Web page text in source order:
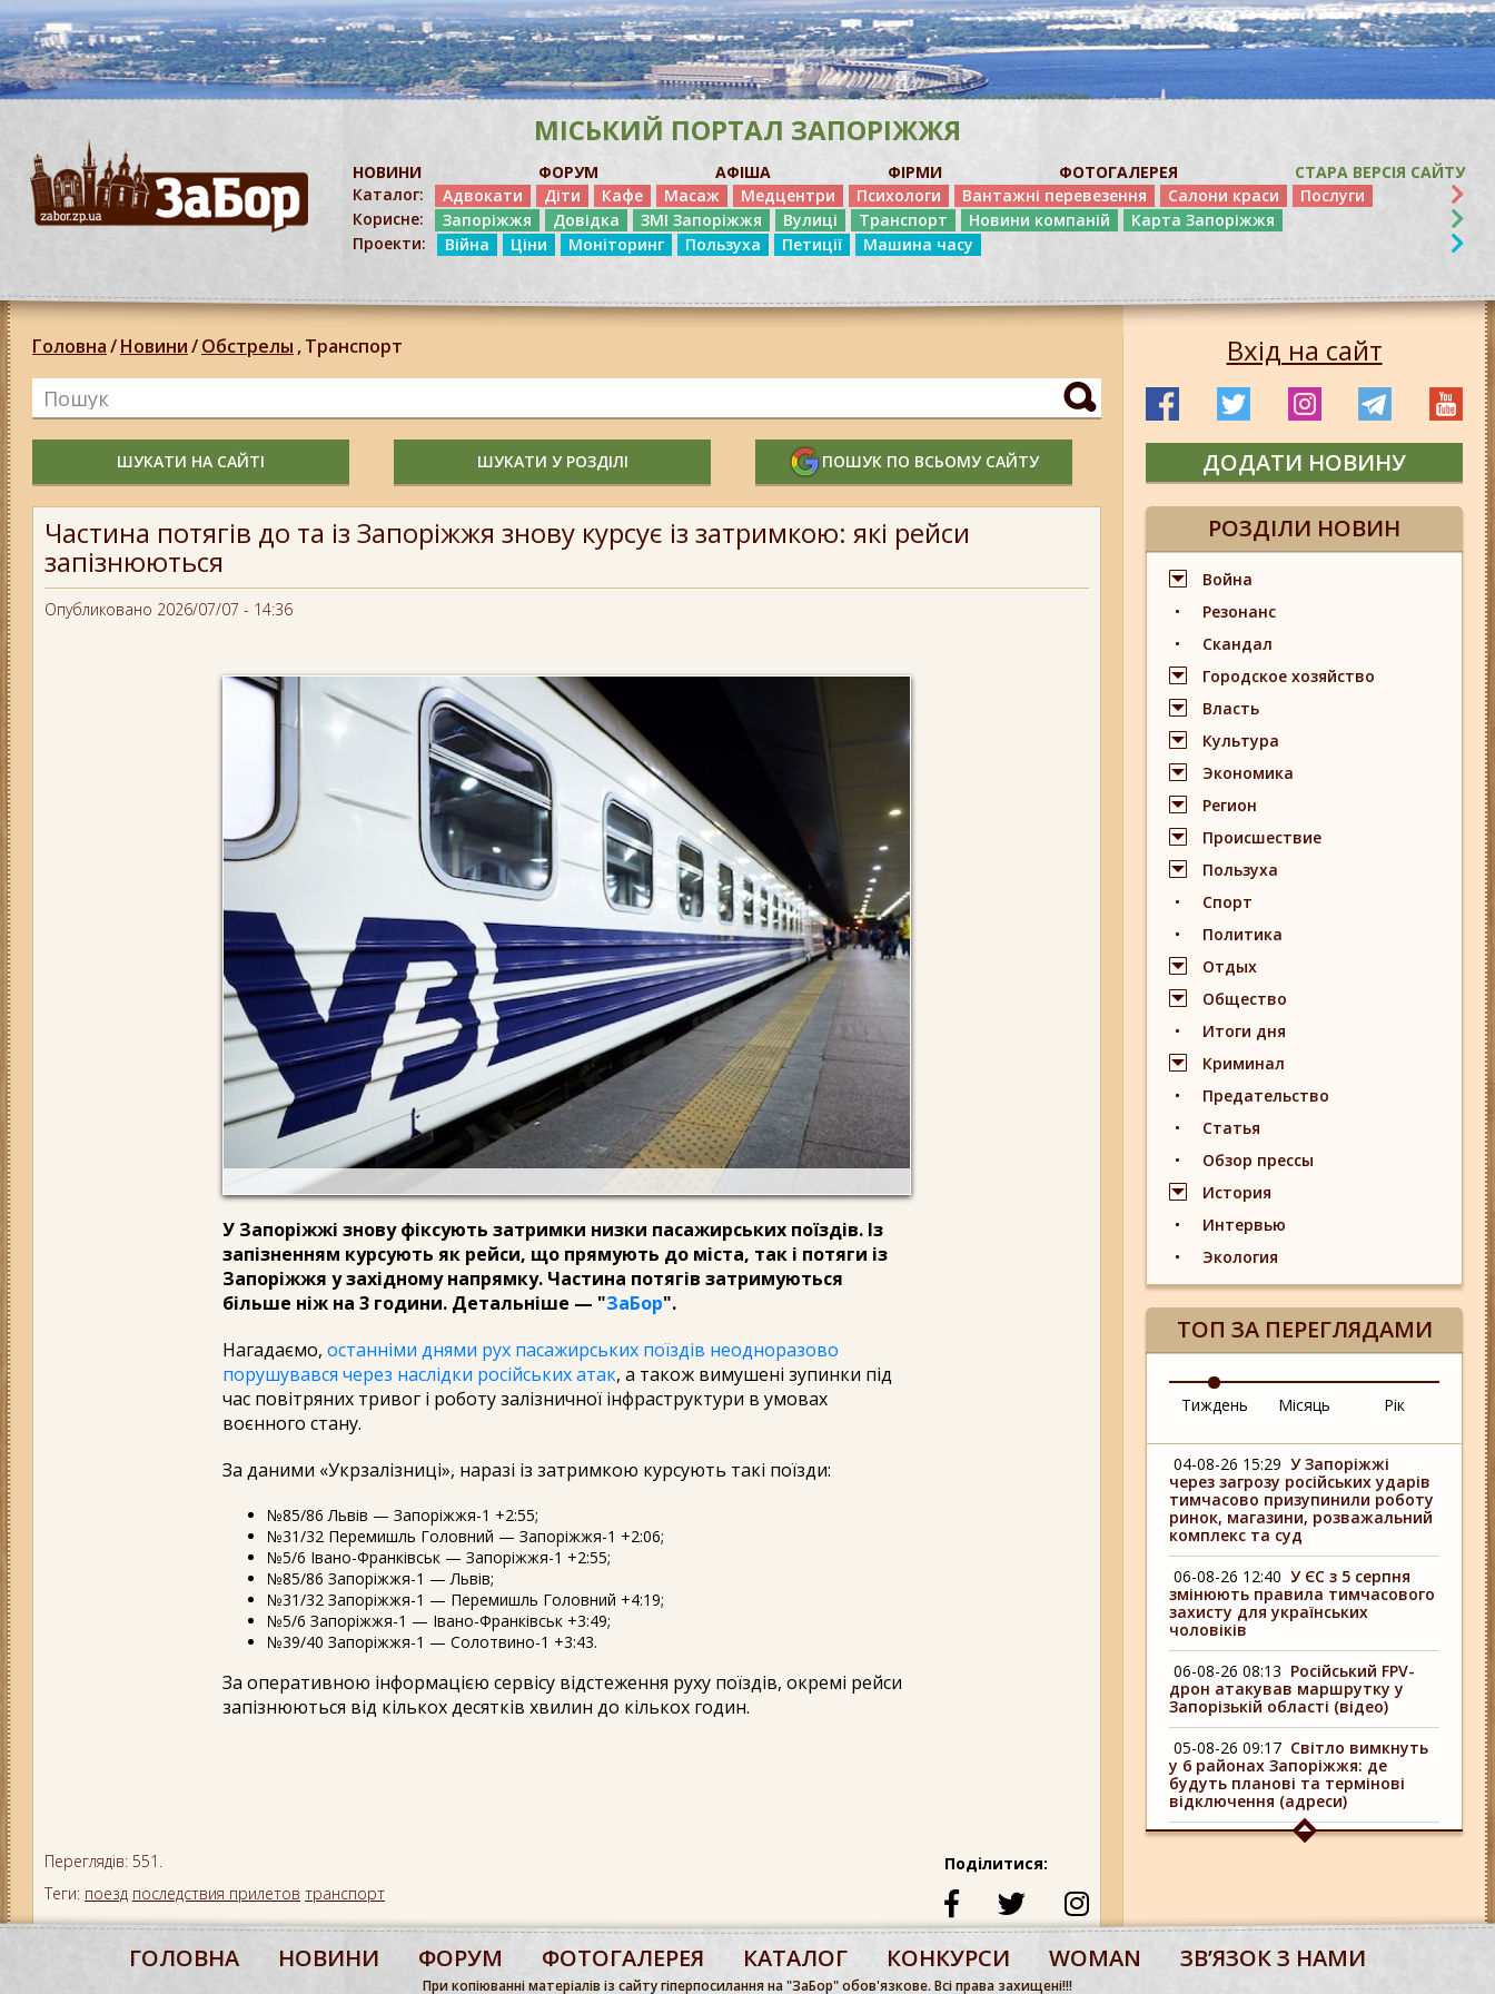
МІСЬКИЙ ПОРТАЛ ЗАПОРІЖЖЯ
НОВИНИ ФОРУМ АФІША ФІРМИ ФОТОГАЛЕРЕЯ
СТАРА ВЕРСІЯ САЙТУ
Каталог:
Адвокати Діти Кафе Масаж Медцентри Психологи Вантажні перевезення Салони краси
Послуги
Корисне:
Запоріжжя Довідка ЗМІ Запоріжжя Вулиці Транспорт Новини компаній
Карта Запоріжжя
Проекти:
Війна Ціни Моніторинг Пользуха Петиції Машина часу
Головна/Новини/Обстрелы ,Транспорт
ШУКАТИ НА САЙТІ ШУКАТИ У РОЗДІЛІ ПОШУК ПО ВСЬОМУ САЙТУ
Частина потягів до та із Запоріжжя знову курсує із затримкою: які рейси
запізнюються
Опубликовано 2026/07/07 - 14:36
У Запоріжжі знову фіксують затримки низки пасажирських поїздів. Із
запізненням курсують як рейси, що прямують до міста, так і потяги із
Запоріжжя у західному напрямку. Частина потягів затримуються
більше ніж на 3 години. Детальніше — "ЗаБор".
Нагадаємо, останніми днями рух пасажирських поїздів неодноразово
порушувався через наслідки російських атак, а також вимушені зупинки під
час повітряних тривог і роботу залізничної інфраструктури в умовах
воєнного стану.
За даними «Укрзалізниці», наразі із затримкою курсують такі поїзди:
№85/86 Львів — Запоріжжя-1 +2:55;
№31/32 Перемишль Головний — Запоріжжя-1 +2:06;
№5/6 Івано-Франківськ — Запоріжжя-1 +2:55;
№85/86 Запоріжжя-1 — Львів;
№31/32 Запоріжжя-1 — Перемишль Головний +4:19;
№5/6 Запоріжжя-1 — Івано-Франківськ +3:49;
№39/40 Запоріжжя-1 — Солотвино-1 +3:43.
За оперативною інформацією сервісу відстеження руху поїздів, окремі рейси
запізнюються від кількох десятків хвилин до кількох годин.
Переглядів: 551.
Теги: поезд последствия прилетов транспорт
Поділитися:
Вхід на сайт
ДОДАТИ НОВИНУ
РОЗДІЛИ НОВИН
Война
Резонанс
Скандал
Городское хозяйство
Власть
Культура
Экономика
Регион
Происшествие
Пользуха
Спорт
Политика
Отдых
Общество
Итоги дня
Криминал
Предательство
Статья
Обзор прессы
История
Интервью
Экология
ТОП ЗА ПЕРЕГЛЯДАМИ
Тиждень Місяць Рік
04-08-26 15:29 У Запоріжжі
через загрозу російських ударів
тимчасово призупинили роботу
ринок, магазини, розважальний
комплекс та суд
06-08-26 12:40 У ЄС з 5 серпня
змінюють правила тимчасового
захисту для українських
чоловіків
06-08-26 08:13 Російський FPV-
дрон атакував маршрутку у
Запорізькій області (відео)
05-08-26 09:17 Світло вимкнуть
у 6 районах Запоріжжя: де
будуть планові та термінові
відключення (адреси)
04-08-26 09:16 У 6 районах
06-08-26 17:11 Три заклади із
Запоріжжя стали фіналістами
української ресторанної премії
ГОЛОВНА НОВИНИ ФОРУМ ФОТОГАЛЕРЕЯ КАТАЛОГ КОНКУРСИ WOMAN ЗВʼЯЗОК З НАМИ
При копіюванні матеріалів із сайту гіперпосилання на "ЗаБор" обов'язкове. Всі права захищені!!!